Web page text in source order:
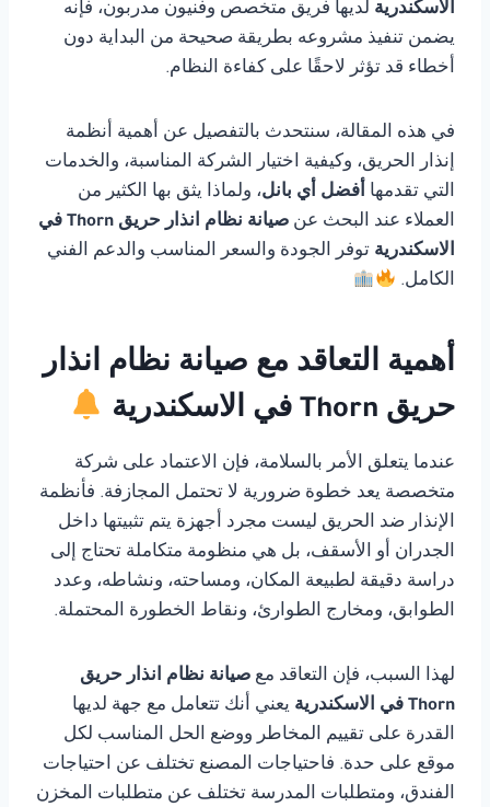
الاسكندرية لديها فريق متخصص وفنيون مدربون، فإنه
يضمن تنفيذ مشروعه بطريقة صحيحة من البداية دون
أخطاء قد تؤثر لاحقًا على كفاءة النظام.
في هذه المقالة، سنتحدث بالتفصيل عن أهمية أنظمة
إنذار الحريق، وكيفية اختيار الشركة المناسبة، والخدمات
التي تقدمها أفضل أي بانل، ولماذا يثق بها الكثير من
العملاء عند البحث عن
صيانة نظام انذار حريق Thorn في
الاسكندرية توفر الجودة والسعر المناسب والدعم الفني
الكامل.
أهمية التعاقد مع صيانة نظام انذار
حريق Thorn في الاسكندرية
عندما يتعلق الأمر بالسلامة، فإن الاعتماد على شركة
متخصصة يعد خطوة ضرورية لا تحتمل المجازفة. فأنظمة
الإنذار ضد الحريق ليست مجرد أجهزة يتم تثبيتها داخل
الجدران أو الأسقف، بل هي منظومة متكاملة تحتاج إلى
دراسة دقيقة لطبيعة المكان، ومساحته، ونشاطه، وعدد
الطوابق، ومخارج الطوارئ، ونقاط الخطورة المحتملة.
لهذا السبب، فإن التعاقد مع صيانة نظام انذار حريق
Thorn في الاسكندرية
يعني أنك تتعامل مع جهة لديها
القدرة على تقييم المخاطر ووضع الحل المناسب لكل
موقع على حدة. فاحتياجات المصنع تختلف عن احتياجات
الفندق، ومتطلبات المدرسة تختلف عن متطلبات المخزن